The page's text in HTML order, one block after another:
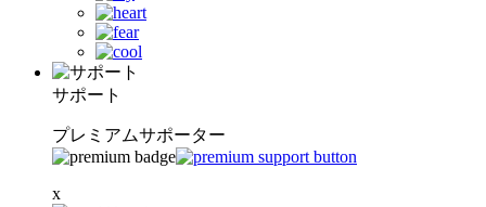
サポート
プレミアムサポーター
x